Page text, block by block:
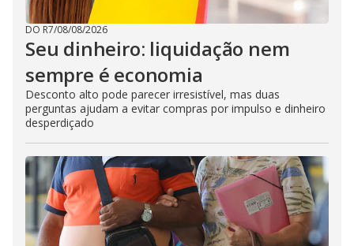
DO R7/08/08/2026
Seu dinheiro: liquidação nem
sempre é economia
Desconto alto pode parecer irresistível, mas duas
perguntas ajudam a evitar compras por impulso e dinheiro
desperdiçado